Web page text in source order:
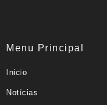
Menu Principal
Inicio
Notícias